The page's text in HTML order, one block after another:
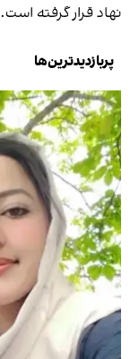
نهاد قرار گرفته است.
پربازدیدترین‌ها